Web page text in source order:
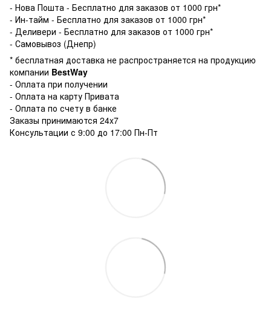
- Нова Пошта - Бесплатно для заказов от 1000 грн*
- Ин-тайм - Бесплатно для заказов от 1000 грн*
- Деливери - Бесплатно для заказов от 1000 грн*
- Самовывоз (Днепр)
* бесплатная доставка не распространяется на продукцию
компании BestWay
- Оплата при получении
- Оплата на карту Привата
- Оплата по счету в банке
Заказы принимаются 24x7
Консультации с 9:00 до 17:00 Пн-Пт